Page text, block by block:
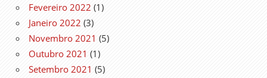
Fevereiro 2022 (1)
Janeiro 2022 (3)
Novembro 2021 (5)
Outubro 2021 (1)
Setembro 2021 (5)